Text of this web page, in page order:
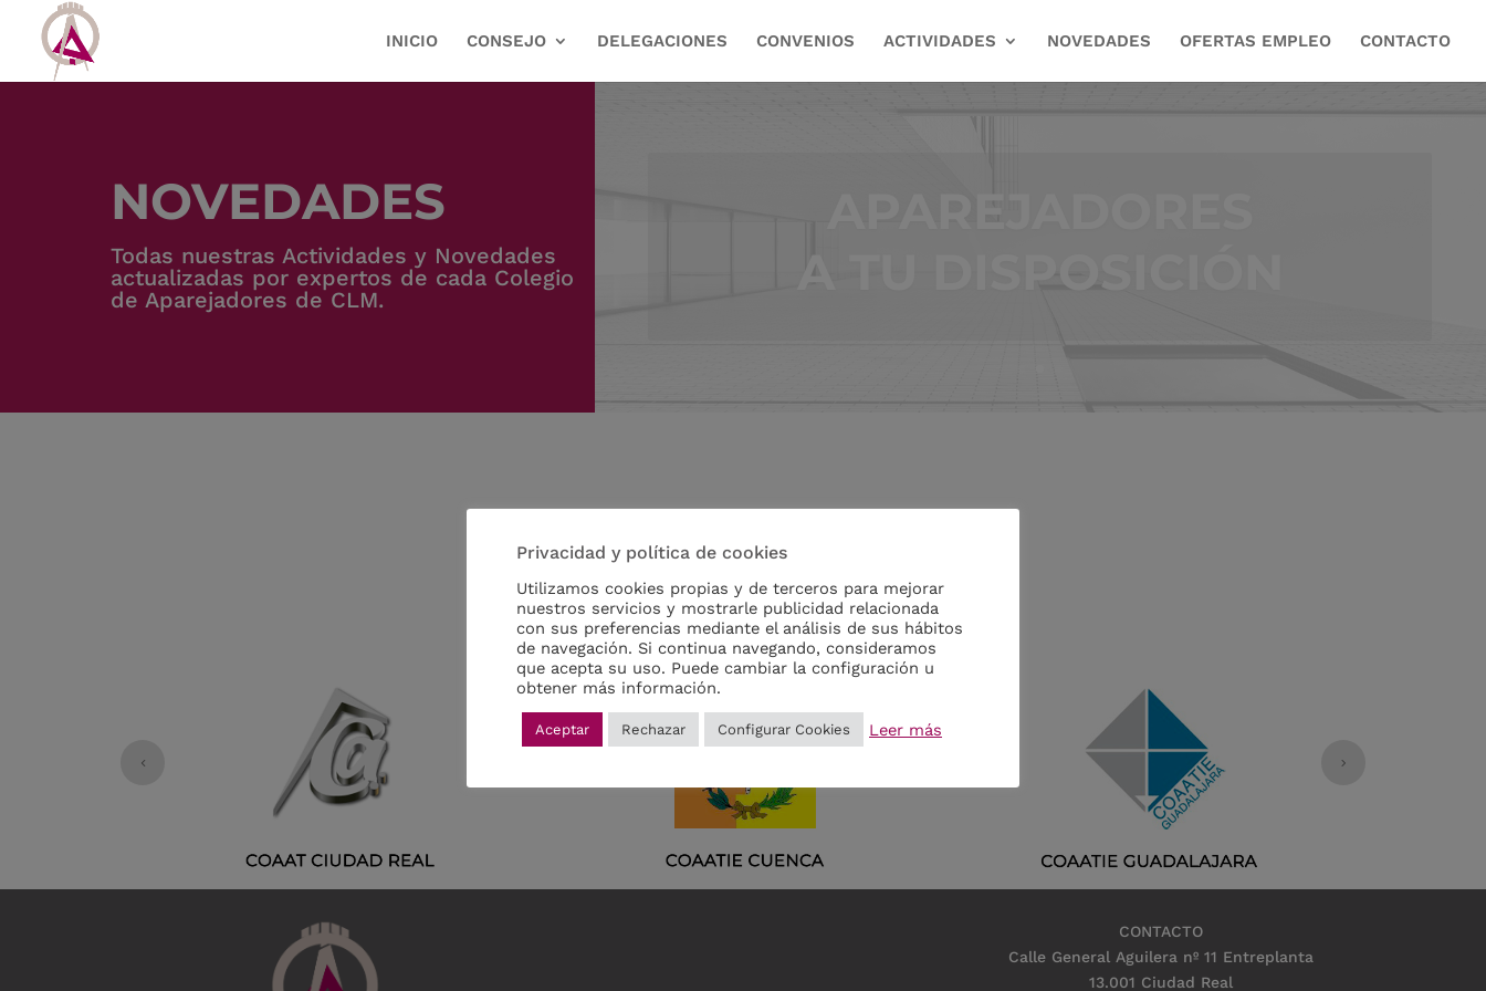
INICIO CONSEJO DELEGACIONES CONVENIOS ACTIVIDADES NOVEDADES OFERTAS EMPLEO CONTACTO
NOVEDADES
Todas nuestras Actividades y Novedades
actualizadas por expertos de cada Colegio
de Aparejadores de CLM.
CONTACTO
Calle General Aguilera nº 11 Entreplanta
13.001 Ciudad Real
Privacidad y política de cookies
Utilizamos cookies propias y de terceros para mejorar
nuestros servicios y mostrarle publicidad relacionada
con sus preferencias mediante el análisis de sus hábitos
de navegación. Si continua navegando, consideramos
que acepta su uso. Puede cambiar la configuración u
obtener más información.
Aceptar Rechazar Configurar Cookies Leer más